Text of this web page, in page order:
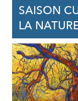
SAISON
LA